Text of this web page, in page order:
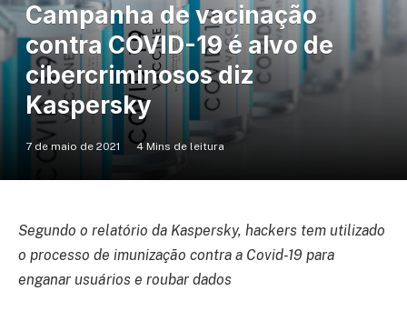
Campanha de vacinação
contra COVID-19 é alvo de
cibercriminosos diz
Kaspersky
7 de maio de 2021 4 Mins de leitura
Segundo o relatório da Kaspersky, hackers tem utilizado
o processo de imunização contra a Covid-19 para
enganar usuários e roubar dados